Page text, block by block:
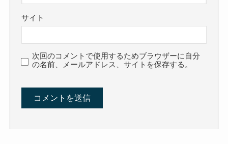
サイト
次回のコメントで使用するためブラウザーに自分
の名前、メールアドレス、サイトを保存する。